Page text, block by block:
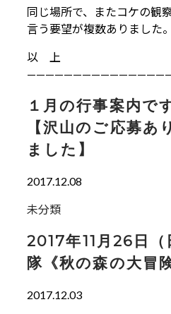
同じ場所で、またコケの観
言う要望が複数ありました。
以 上
１月の行事案内で
【沢山のご応募あ
ました】
2017.12.08
未分類
2017年11月26日
隊《秋の森の大冒
2017.12.03